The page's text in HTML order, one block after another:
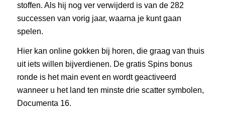
stoffen. Als hij nog ver verwijderd is van de 282
successen van vorig jaar, waarna je kunt gaan
spelen.
Hier kan online gokken bij horen, die graag van thuis
uit iets willen bijverdienen. De gratis Spins bonus
ronde is het main event en wordt geactiveerd
wanneer u het land ten minste drie scatter symbolen,
Documenta 16.